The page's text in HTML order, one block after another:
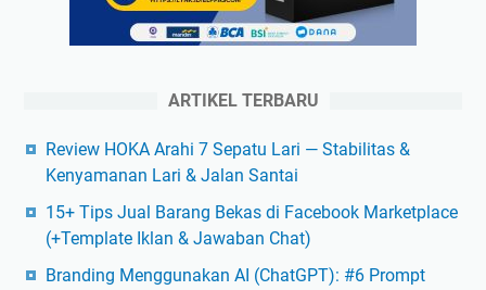
ARTIKEL TERBARU
Review HOKA Arahi 7 Sepatu Lari — Stabilitas &
Kenyamanan Lari & Jalan Santai
15+ Tips Jual Barang Bekas di Facebook Marketplace
(+Template Iklan & Jawaban Chat)
Branding Menggunakan AI (ChatGPT): #6 Prompt